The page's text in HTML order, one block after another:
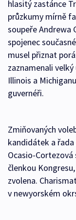
hlasitý zastánce
průzkumy mírně
soupeře Andrewa
spojenec
musel přiznat
zaznamenali
Illinois a
guvernéři.
Zmiňovaných
kandidátek a řada
Ocasio-
členkou
zvolena.
v newyorském